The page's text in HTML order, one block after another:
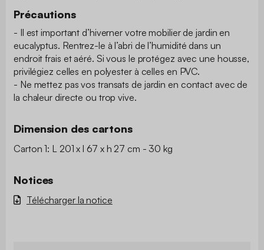
Précautions
- Il est important d’hiverner votre mobilier de jardin en
eucalyptus. Rentrez-le à l’abri de l’humidité dans un
endroit frais et aéré. Si vous le protégez avec une housse,
privilégiez celles en polyester à celles en PVC.
- Ne mettez pas vos transats de jardin en contact avec de
la chaleur directe ou trop vive.
Dimension des cartons
Carton 1: L 201 x l 67 x h 27 cm - 30 kg
Notices
Télécharger la notice